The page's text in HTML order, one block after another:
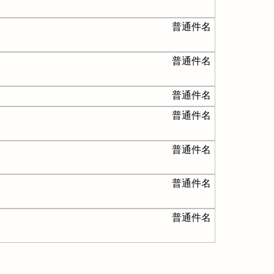
普通件名
普通件名
普通件名
普通件名
普通件名
普通件名
普通件名